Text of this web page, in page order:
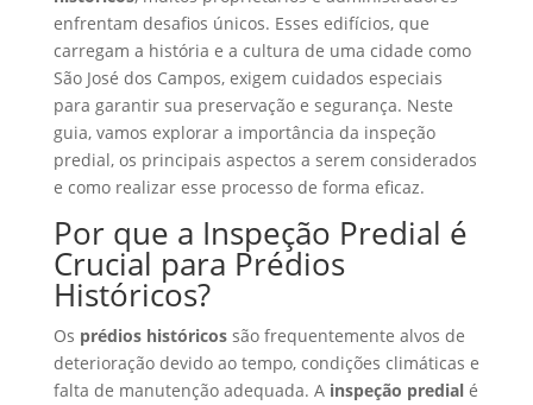
enfrentam desafios únicos. Esses edifícios, que
carregam a história e a cultura de uma cidade como
São José dos Campos, exigem cuidados especiais
para garantir sua preservação e segurança. Neste
guia, vamos explorar a importância da inspeção
predial, os principais aspectos a serem considerados
e como realizar esse processo de forma eficaz.
Por que a Inspeção Predial é
Crucial para Prédios
Históricos?
Os prédios históricossão frequentemente alvos de
deterioração devido ao tempo, condições climáticas e
falta de manutenção adequada. A inspeção predialé